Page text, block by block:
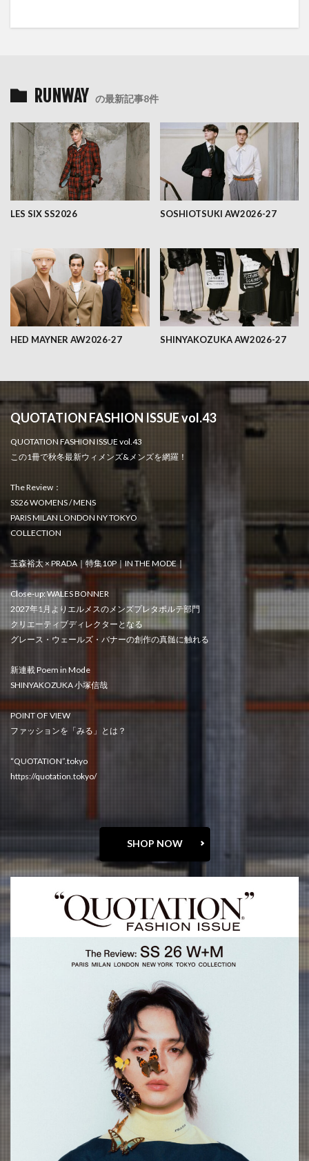
RUNWAY の最新記事8件
LES SIX SS2026 SOSHIOTSUKI AW2026-27
HED MAYNER AW2026-27 SHINYAKOZUKA AW2026-27
QUOTATION FASHION ISSUE vol.43
QUOTATION FASHION ISSUE vol.43
この1冊で秋冬最新ウィメンズ&メンズを網羅！
The Review：
SS26 WOMENS / MENS
PARIS MILAN LONDON NY TOKYO
COLLECTION
玉森裕太 × PRADA｜特集10P｜IN THE MODE｜
Close-up: WALES BONNER
2027年1月よりエルメスのメンズプレタポルテ部門
クリエーティブディレクターとなる
グレース・ウェールズ・バナーの創作の真髄に触れる
新連載 Poem in Mode
SHINYAKOZUKA 小塚信哉
POINT OF VIEW
ファッションを「みる」とは？
“QUOTATION”.tokyo
https://quotation.tokyo/
SHOP NOW